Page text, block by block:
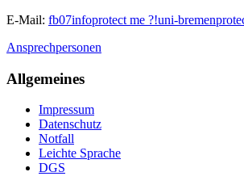
E-Mail: fb07infoprotect me ?!uni-bremen
Ansprechpersonen
Allgemeines
Impressum
Datenschutz
Notfall
Leichte Sprache
DGS